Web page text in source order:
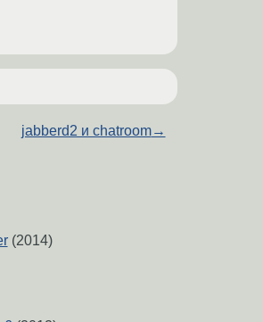
jabberd2 и chatroom→
(2014)